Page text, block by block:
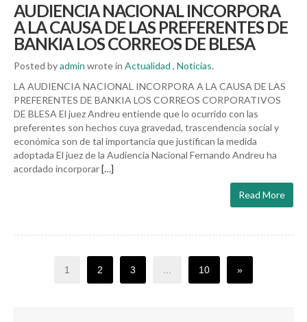
AUDIENCIA NACIONAL INCORPORA
A LA CAUSA DE LAS PREFERENTES DE
BANKIA LOS CORREOS DE BLESA
Posted byadmin wrote in Actualidad , Noticias.
LA AUDIENCIA NACIONAL INCORPORA A LA CAUSA DE LAS
PREFERENTES DE BANKIA LOS CORREOS CORPORATIVOS
DE BLESA El juez Andreu entiende que lo ocurrido con las
preferentes son hechos cuya gravedad, trascendencia social y
económica son de tal importancia que justifican la medida
adoptada El juez de la Audiencia Nacional Fernando Andreu ha
acordado incorporar[…]
Read More
1 2 3 10 »